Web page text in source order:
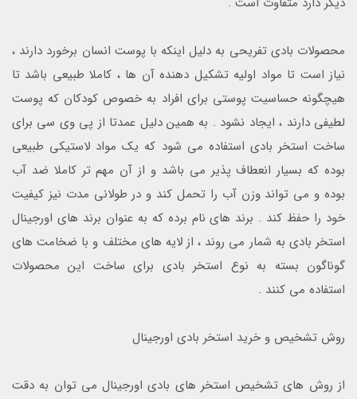
محصولات بادی تفریحی به دلیل اینکه با پوست انسان برخورد دارند ،
نیاز است تا مواد اولیه تشکیل دهنده آن ها ، کاملا طبیعی باشد تا
هیچگونه حساسیت پوستی برای افراد به خصوص کودکان که پوست
لطیفی دارند ، ایجاد نشود . به همین دلیل عمدتا از پی وی سی برای
ساخت استخر بادی استفاده می شود که یک مواد لاستیکی طبیعی
بوده که بسیار انعطاف پذیر می باشد و از آن مهم تر کاملا ضد آب
بوده و می تواند وزن آب را تحمل کند و در طولانی مدت نیز کیفیت
خود را حفظ کند . برند های نام برده که به عنوان برند های اورجینال
استخر بادی به شمار می روند ، از لایه های مختلف و با ضخامت های
گوناگون بسته به نوع استخر بادی برای ساخت این محصولات
استفاده می کنند .
روش تشخیص و خرید استخر بادی اورجینال
از روش های تشخیص استخر های بادی اورجینال می توان به دقت